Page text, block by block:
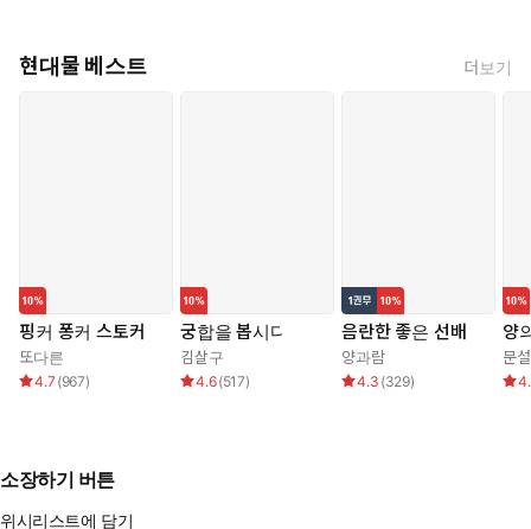
현대물 베스트 더보기
핑커 퐁커 스토커
또다른
4.7 (967)
궁합을 봅시다
김살구
4.6(517)
음란한 좋은 선배
양과람
4.3 (329)
양
문
소장하기 버튼
위시리스트에 담기